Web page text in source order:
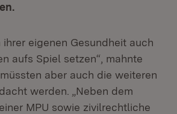
eigenen Gesundheit auch
aufs Spiel setzen“, mahnte
aber auch die weiteren
werden. „Neben dem
MPU sowie zivilrechtliche